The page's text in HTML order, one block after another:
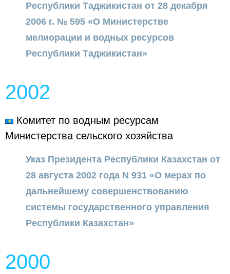
Республики Таджикистан от 28 декабря
2006 г. № 595 «О Министерстве
мелиорации и водных ресурсов
Республики Таджикистан»
2002
Комитет по водным ресурсам
Министерства сельского хозяйства
Указ Президента Республики Казахстан от
28 августа 2002 года N 931 «О мерах по
дальнейшему совершенствованию
системы государственного управления
Республики Казахстан»
2000